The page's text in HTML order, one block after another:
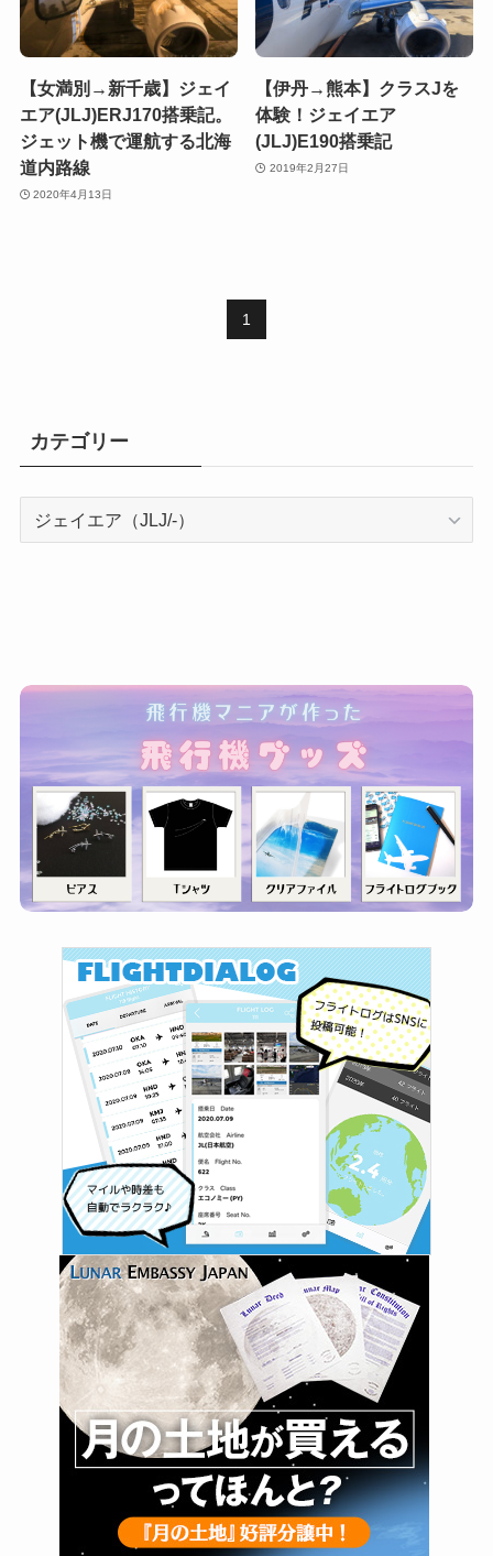
【女満別→新千歳】ジェイ
エア(JLJ)ERJ170搭乗記。
ジェット機で運航する北海
道内路線
2020年4月13日
【伊丹→熊本】クラスJを
体験！ジェイエア
(JLJ)E190搭乗記
2019年2月27日
1
カテゴリー